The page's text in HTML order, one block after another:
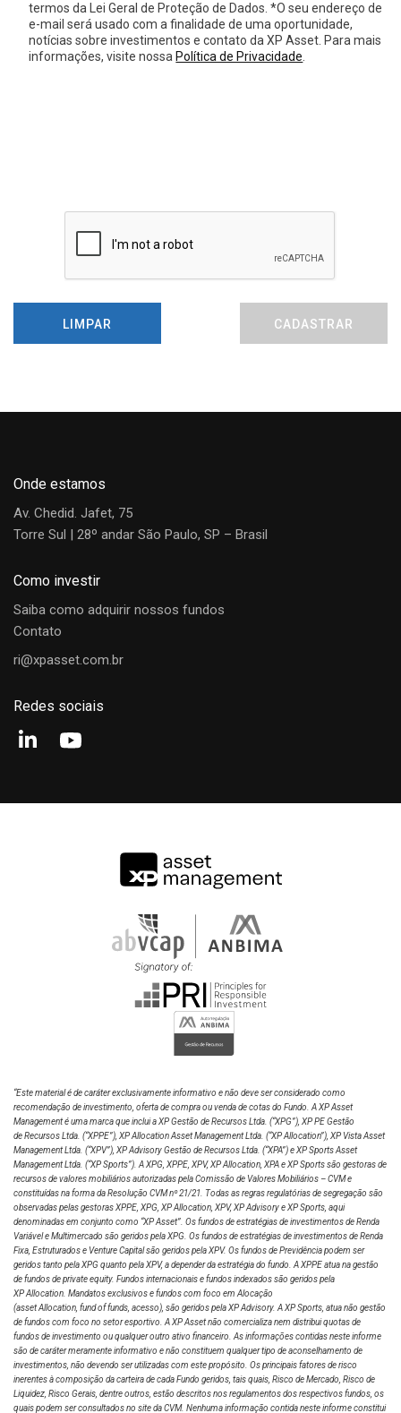
termos da Lei Geral de Proteção de Dados. *O seu endereço de
e-mail será usado com a finalidade de uma oportunidade,
notícias sobre investimentos e contato da XP Asset. Para mais
informações, visite nossa Política de Privacidade
LIMPAR CADASTRAR
Onde estamos
Av. Chedid. Jafet, 75
Torre Sul | 28º andar São Paulo, SP – Brasil
Como investir
Saiba como adquirir nossos fundos
Contato
ri@xpasset.com.br
Redes sociais
“Este material é de caráter exclusivamente informativo e não deve ser considerado como
recomendação de investimento, oferta de compra ou venda de cotas do Fundo. A XP Asset
Management é uma marca que inclui a XP Gestão de Recursos Ltda. (“XPG”), XP PE Gestão
de Recursos Ltda. (“XPPE”), XP Allocation Asset Management Ltda. (“XP Allocation”), XP Vista Asset
Management Ltda. (“XPV”), XP Advisory Gestão de Recursos Ltda. (“XPA”) e XP Sports Asset
Management Ltda. (“XP Sports”). A XPG, XPPE, XPV, XP Allocation, XPA e XP Sports são gestoras de
recursos de valores mobiliários autorizadas pela Comissão de Valores Mobiliários – CVM e
constituídas na forma da Resolução CVM nº 21/21. Todas as regras regulatórias de segregação são
observadas pelas gestoras XPPE, XPG, XP Allocation, XPV, XP Advisory e XP Sports, aqui
denominadas em conjunto como “XP Asset”. Os fundos de estratégias de investimentos de Renda
Variável e Multimercado são geridos pela XPG. Os fundos de estratégias de investimentos de Renda
Fixa, Estruturados e Venture Capital são geridos pela XPV. Os fundos de Previdência podem ser
geridos tanto pela XPG quanto pela XPV, a depender da estratégia do fundo. A XPPE atua na gestão
de fundos de private equity. Fundos internacionais e fundos indexados são geridos pela
XP Allocation. Mandatos exclusivos e fundos com foco em Alocação
(asset Allocation, fund of funds, acesso), são geridos pela XP Advisory. A XP Sports, atua não gestão
de fundos com foco no setor esportivo. A XP Asset não comercializa nem distribui quotas de
fundos de investimento ou qualquer outro ativo financeiro. As informações contidas neste informe
são de caráter meramente informativo e não constituem qualquer tipo de aconselhamento de
investimentos, não devendo ser utilizadas com este propósito. Os principais fatores de risco
inerentes à composição da carteira de cada Fundo geridos, tais quais, Risco de Mercado, Risco de
Liquidez, Risco Gerais, dentre outros, estão descritos nos regulamentos dos respectivos fundos, os
quais podem ser consultados no site da CVM. Nenhuma informação contida neste informe constitui